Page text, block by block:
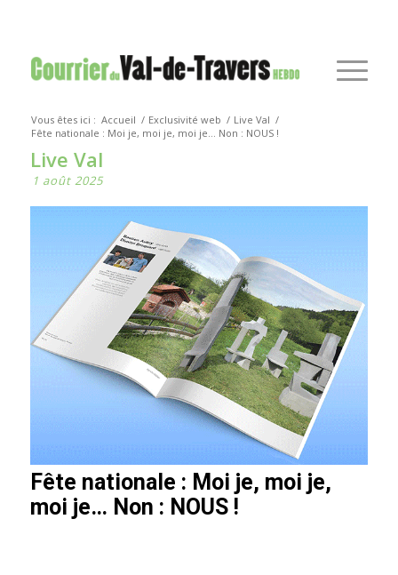
Vous êtes ici : Accueil / Exclusivité web / Live Val /
Fête nationale : Moi je, moi je, moi je… Non : NOUS !
Live Val
1 août 2025
Fête nationale : Moi je, moi je,
moi je… Non : NOUS !